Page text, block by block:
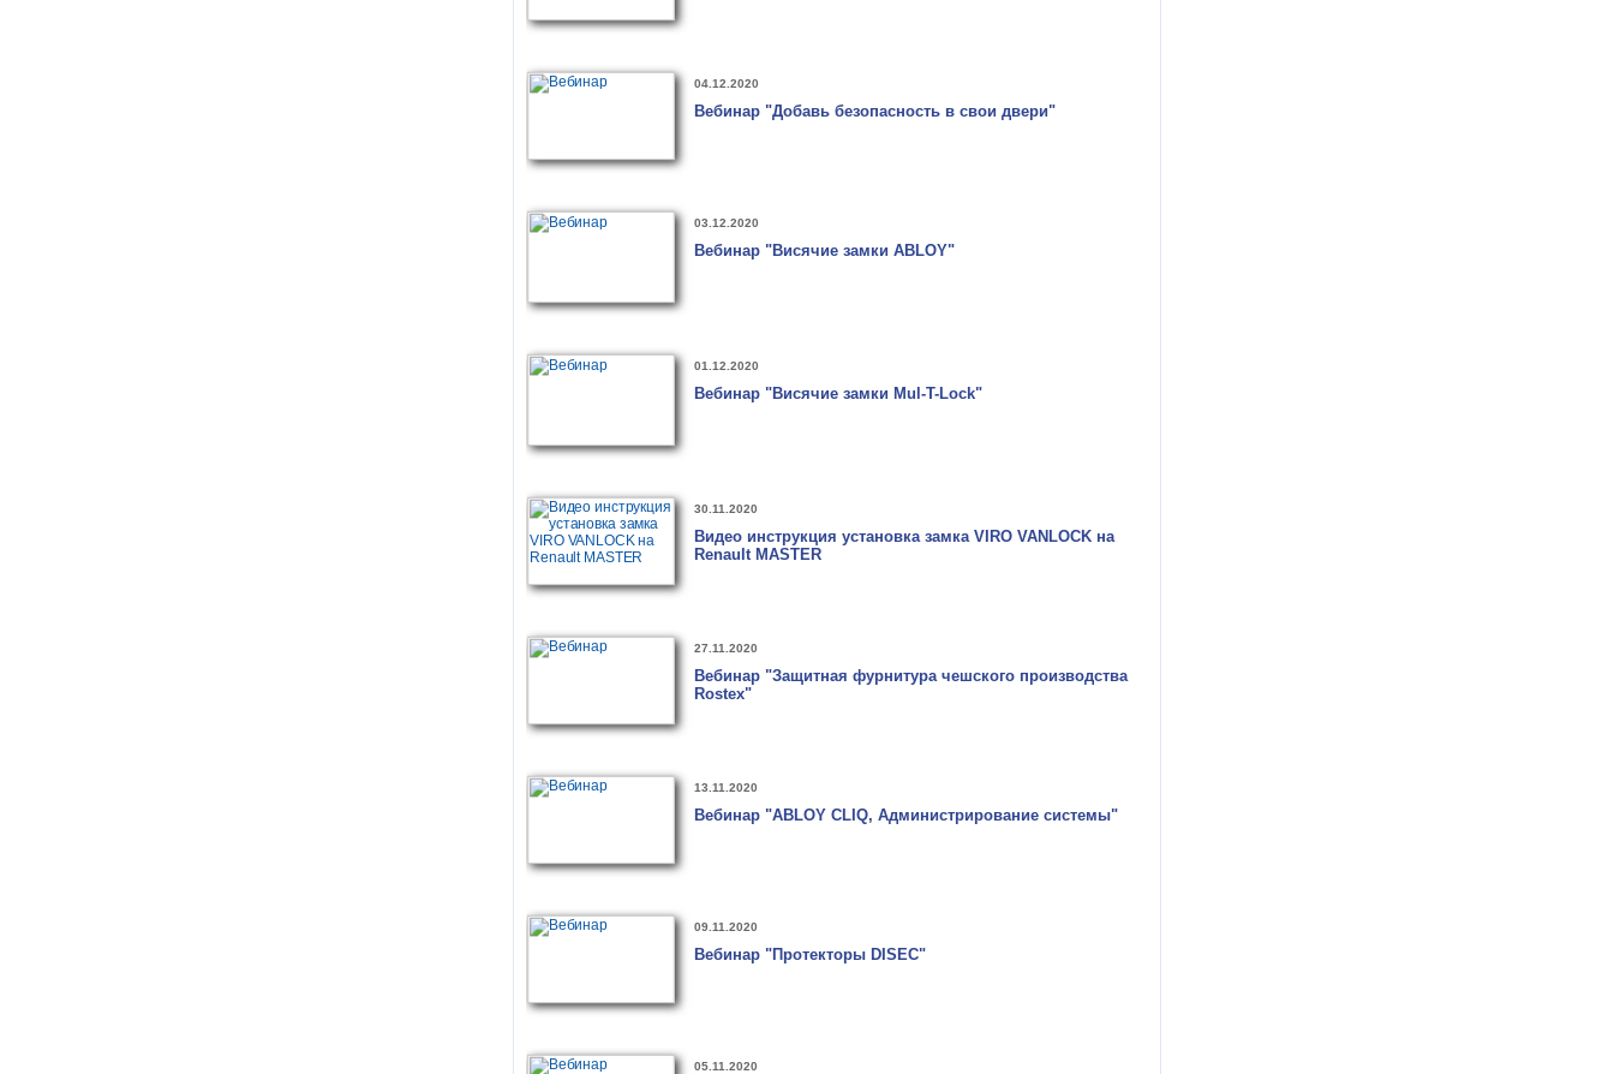
04.12.2020
Вебинар "Добавь безопасность в свои двери"
03.12.2020
Вебинар "Висячие замки ABLOY"
01.12.2020
Вебинар "Висячие замки Mul-T-Lock"
30.11.2020
Видео инструкция установка замка VIRO VANLOCK на
Renault MASTER
27.11.2020
Вебинар "Защитная фурнитура чешского производства
Rostex"
13.11.2020
Вебинар "ABLOY CLIQ, Администрирование системы"
09.11.2020
Вебинар "Протекторы DISEC"
05.11.2020